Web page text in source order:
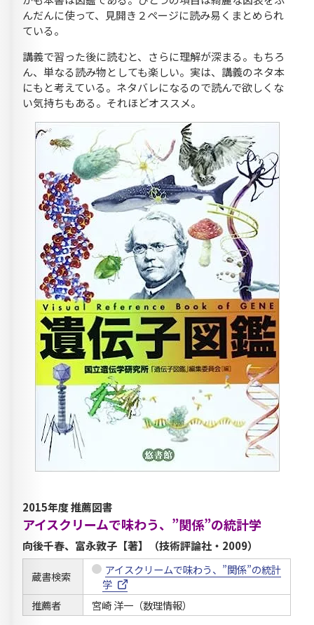
んだんに使って、見開き２ページに読み易くまとめられ
ている。
講義で習った後に読むと、さらに理解が深まる。もちろ
ん、単なる読み物としても楽しい。実は、講義のネタ本
にもと考えている。ネタバレになるので読んで欲しくな
い気持ちもある。それほどオススメ。
2015年度 推薦図書
アイスクリームで味わう、”関係”の統計学
向後千春、富永敦子【著】（技術評論社・2009）
蔵書検索
アイスクリームで味わう、”関係”の統計
学
推薦者
宮崎 洋一（数理情報）